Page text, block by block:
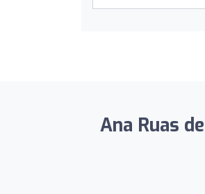
Ana Ruas